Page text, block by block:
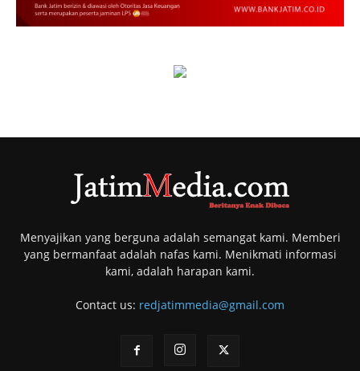
Menyajikan yang berguna adalah semangat kami. Memberi
yang bermanfaat adalah nafas kami. Menikmati informasi
kami, adalah harapan kami.
Contact us: redjatimmedia@gmail.com